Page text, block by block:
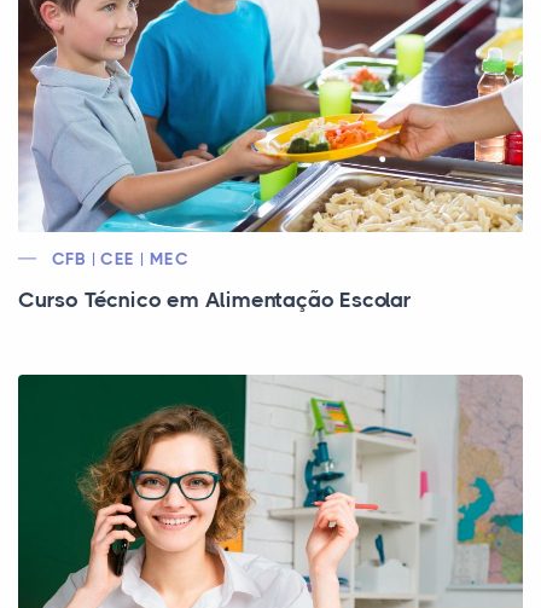
CFB | CEE | MEC
Curso Técnico em Alimentação Escolar